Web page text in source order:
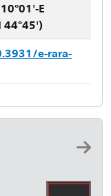
E
44°45')
e-rara-